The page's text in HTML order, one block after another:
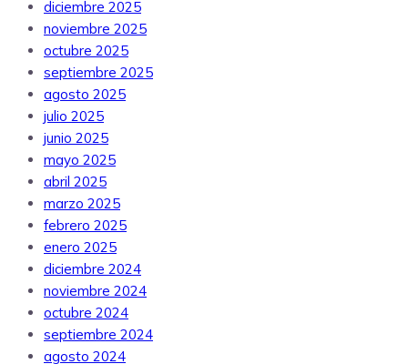
diciembre 2025
noviembre 2025
octubre 2025
septiembre 2025
agosto 2025
julio 2025
junio 2025
mayo 2025
abril 2025
marzo 2025
febrero 2025
enero 2025
diciembre 2024
noviembre 2024
octubre 2024
septiembre 2024
agosto 2024